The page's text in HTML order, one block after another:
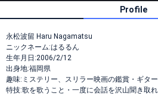
Profile
永松波留 Haru Nagamatsu
ニックネーム:はるるん
生年月日:2006/2/12
出身地:福岡県
趣味:ミステリー、スリラー映画の鑑賞・ギタ
特技:歌を歌うこと・一度に会話を沢山聞き取